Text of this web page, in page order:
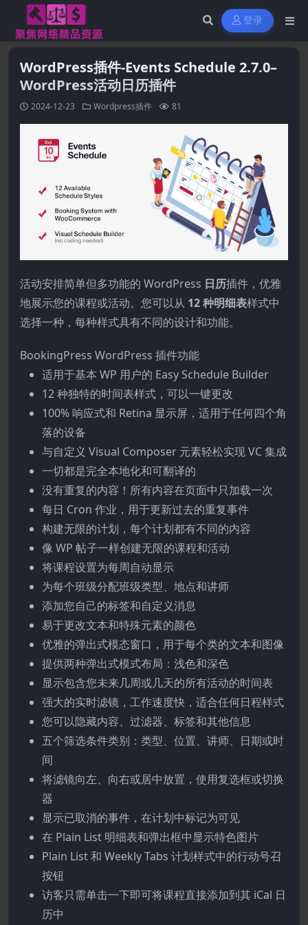
登录
WordPress插件-Events Schedule 2.7.0–
WordPress活动日历插件
2024-12-23 Wordpress插件 81
活动安排简单但多功能的 WordPress 日历插件，优雅
地展示您的课程或活动。您可以从 12 种明细表样式中
选择一种，每种样式具有不同的设计和功能。
BookingPress WordPress 插件功能
适用于基本 WP 用户的 Easy Schedule Builder
12 种独特的时间表样式，可以一键更改
100% 响应式和 Retina 显示屏，适用于任何四个角
落的设备
与自定义 Visual Composer 元素轻松实现 VC 集成
一切都是完全本地化和可翻译的
没有重复的内容！所有内容在页面中只加载一次
每日 Cron 作业，用于更新过去的重复事件
构建无限的计划，每个计划都有不同的内容
像 WP 帖子一样创建无限的课程和活动
将课程设置为每周自动显示
为每个班级分配班级类型、地点和讲师
添加您自己的标签和自定义消息
易于更改文本和特殊元素的颜色
优雅的弹出式模态窗口，用于每个类的文本和图像
提供两种弹出式模式布局：浅色和深色
显示包含您未来几周或几天的所有活动的时间表
强大的实时滤镜，工作速度快，适合任何日程样式
您可以隐藏内容、过滤器、标签和其他信息
五个筛选条件类别：类型、位置、讲师、日期或时
间
将滤镜向左、向右或居中放置，使用复选框或切换
器
显示已取消的事件，在计划中标记为可见
在 Plain List 明细表和弹出框中显示特色图片
Plain List 和 Weekly Tabs 计划样式中的行动号召
按钮
访客只需单击一下即可将课程直接添加到其 iCal 日
历中